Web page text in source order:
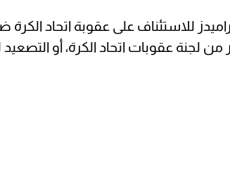
للاستئناف على عقوبة اتحاد الكرة
من لجنة عقوبات اتحاد الكرة، أو